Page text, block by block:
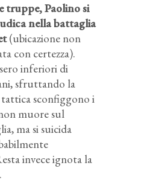
truppe, Paolino si
nella battaglia
(ubicazione non
con certezza).
inferiori di
sfruttando la
sconfiggono i
muore sul
ma si suicida
invece ignota la